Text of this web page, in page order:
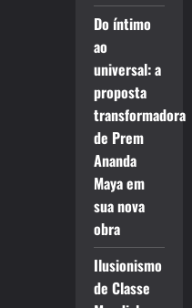
Do íntimo
ao
universal: a
proposta
transformadora
de Prem
Ananda
Maya em
sua nova
obra
Ilusionismo
de Classe